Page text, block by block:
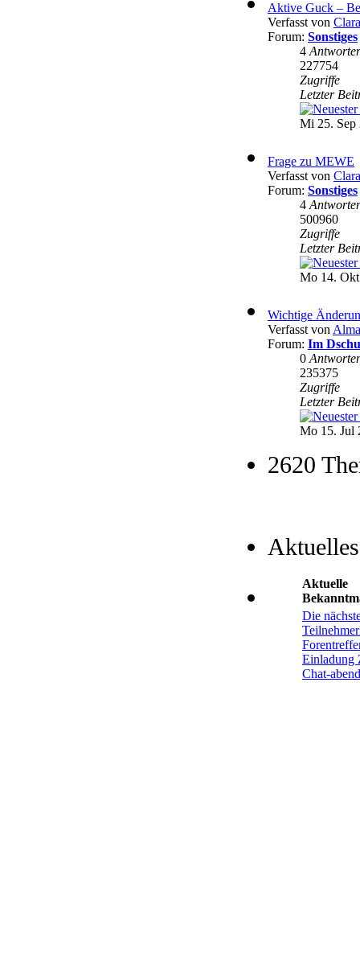
Aktive Guck –
Verfasst von Clara
Forum: Sonstiges
4
227754
Zugriffe
Letzter
Mi 25. Sep
Frage zu MEWE
Verfasst von Clara
Forum: Sonstiges
4
500960
Zugriffe
Letzter
Mo 14.
Wichtige
Verfasst von
Forum: Im
0
235375
Zugriffe
Letzter
Mo 15. Jul
2620
Aktuelles
Aktuelle
Die
Einladung
Chat-abend